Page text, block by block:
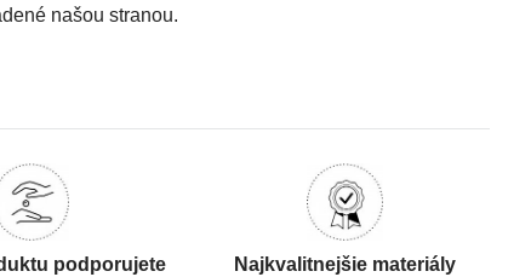
našou stranou.
podporujete
Najkvalitnejšie materiály